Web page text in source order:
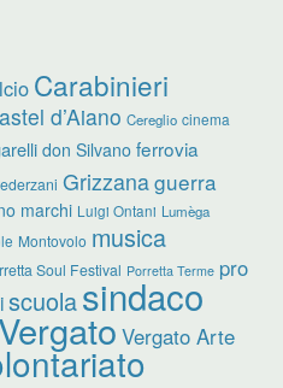
Carabinieri
d’Aiano Cereglio cinema
don Silvano ferrovia
Grizzanaguerra
marchi Luigi Ontani Lumèga
Montovolo musica
Soul Festival Porretta Terme pro
scuolasindaco
Vergato Vergato Arte